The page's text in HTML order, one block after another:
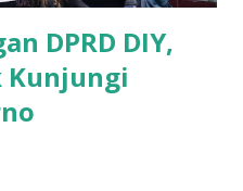
DPRD DIY,
Kunjungi